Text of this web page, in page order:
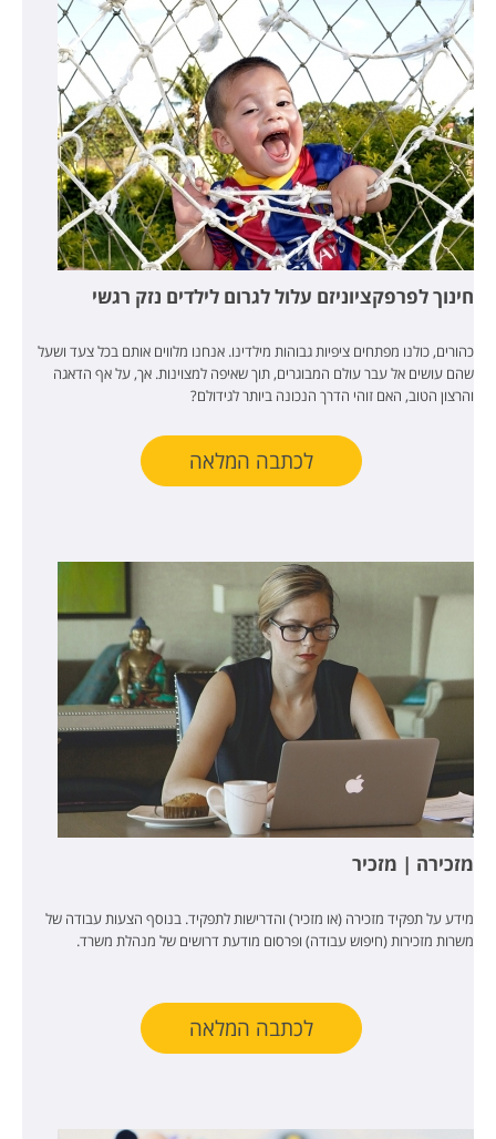
חינוך לפרפקציוניזם עלול לגרום לילדים נזק רגשי
כהורים, כולנו מפתחים ציפיות גבוהות מילדינו. אנחנו מלווים אותם בכל צעד ושעל
שהם עושים אל עבר עולם המבוגרים, תוך שאיפה למצוינות. אך, על אף הדאגה
והרצון הטוב, האם זוהי הדרך הנכונה ביותר לגידולם?
לכתבה המלאה
מזכירה | מזכיר
מידע על תפקיד מזכירה (או מזכיר) והדרישות לתפקיד. בנוסף הצעות עבודה של
משרות מזכירות (חיפוש עבודה) ופרסום מודעת דרושים של מנהלת משרד.
לכתבה המלאה